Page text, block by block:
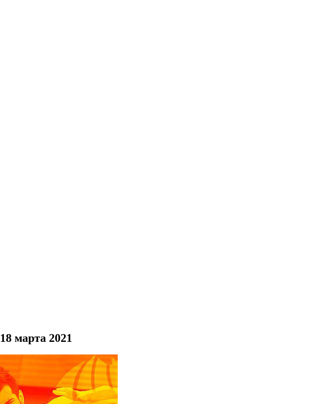
18 марта 2021